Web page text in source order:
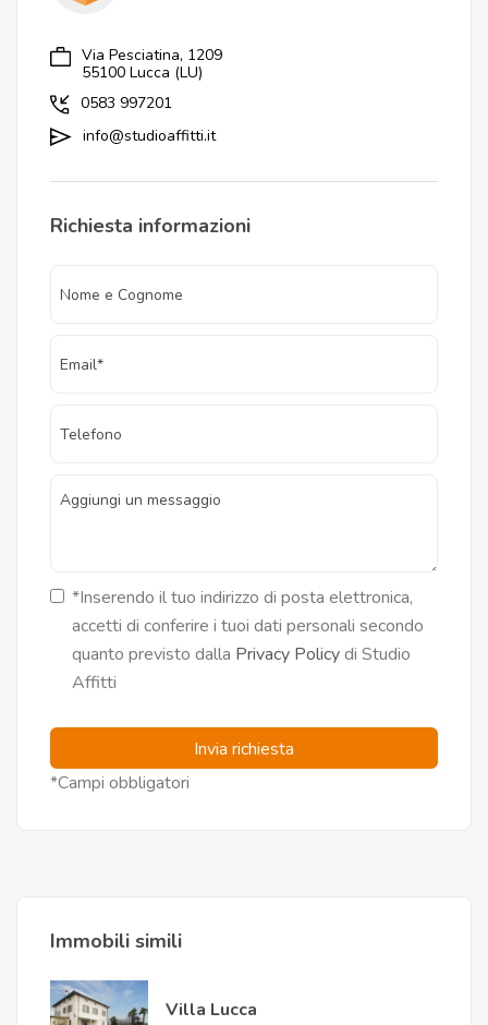
Via Pesciatina, 1209
55100 Lucca (LU)
0583 997201
info@studioaffitti.it
Richiesta informazioni
*Inserendo il tuo indirizzo di posta elettronica,
accetti di conferire i tuoi dati personali secondo
quanto previsto dalla Privacy Policydi Studio
Affitti
Invia richiesta
*Campi obbligatori
Immobili simili
Villa Lucca